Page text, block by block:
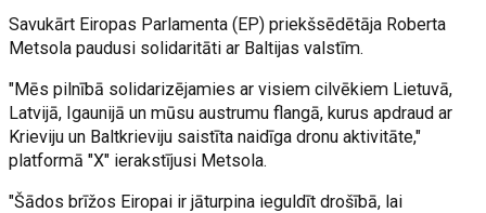
Savukārt Eiropas Parlamenta (EP) priekšsēdētāja Roberta
Metsola paudusi solidaritāti ar Baltijas valstīm.
"Mēs pilnībā solidarizējamies ar visiem cilvēkiem Lietuvā,
Latvijā, Igaunijā un mūsu austrumu flangā, kurus apdraud ar
Krieviju un Baltkrieviju saistīta naidīga dronu aktivitāte,"
platformā "X" ierakstījusi Metsola.
"Šādos brīžos Eiropai ir jāturpina ieguldīt drošībā, lai